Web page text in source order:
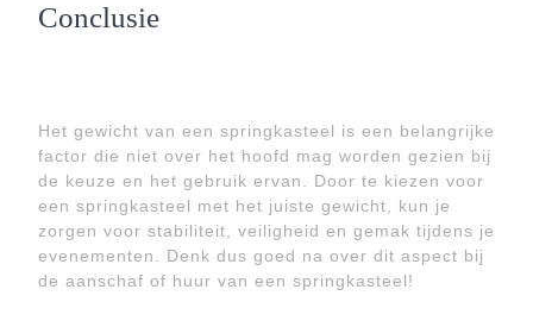
Conclusie
Het gewicht van een springkasteel is een belangrijke
factor die niet over het hoofd mag worden gezien bij
de keuze en het gebruik ervan. Door te kiezen voor
een springkasteel met het juiste gewicht, kun je
zorgen voor stabiliteit, veiligheid en gemak tijdens je
evenementen. Denk dus goed na over dit aspect bij
de aanschaf of huur van een springkasteel!